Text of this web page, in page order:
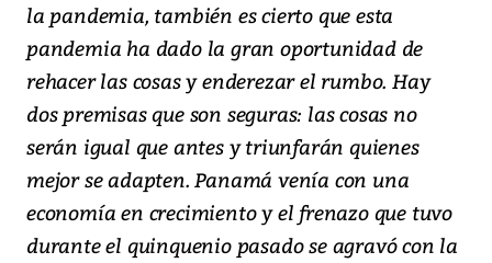
la pandemia, también es cierto que esta
pandemia ha dado la gran oportunidad de
rehacer las cosas y enderezar el rumbo. Hay
dos premisas que son seguras: las cosas no
serán igual que antes y triunfarán quienes
mejor se adapten. Panamá venía con una
economía en crecimiento y el frenazo que tuvo
durante el quinquenio pasado se agravó con la